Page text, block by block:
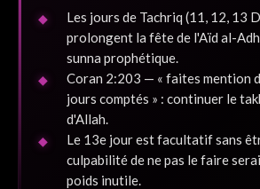
Les jours de Tachriq (11, 12, 13
prolongent la fête de l'Aïd al-
sunna prophétique.
Coran 2:203 — « faites mention
jours comptés » : continuer le
d'Allah.
Le 13e jour est facultatif sans
culpabilité de ne pas le faire
poids inutile.